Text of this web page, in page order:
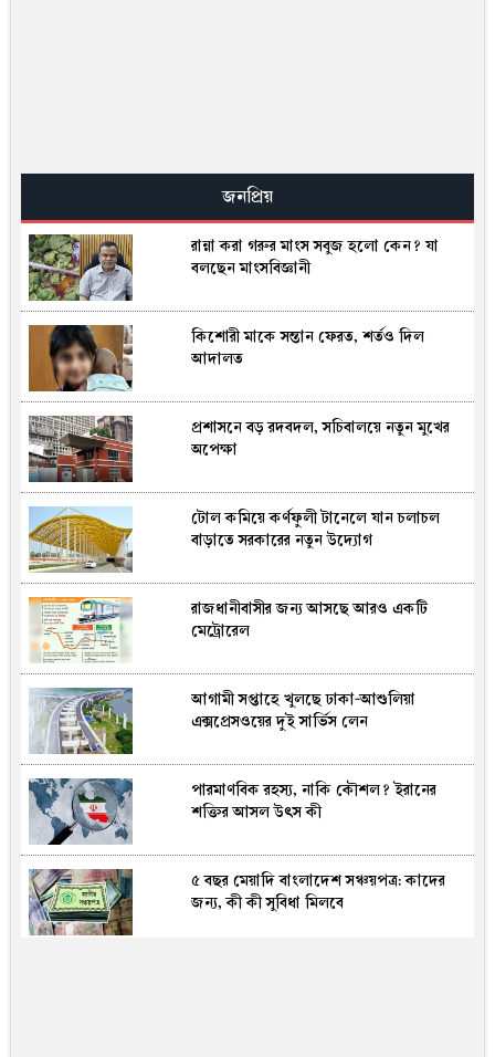
অগ্নিসংযোগ, বিস্ফোরিত দুটি পেট্রলবোমা
(ভিডিও)
ভারতে পাচারের সময় বেনাপোল কাস্টমসে দুই
স্বর্ণবারসহ পাসপোর্টধারী আটক
তড়িঘড়ি বৈঠক ডাকলেন ইনফান্তিনো, ফিফার
বিরুদ্ধে ৪০ কোটি টাকার ব্ল্যাকমেলের
দক্ষিণ আফ্রিকার ফ্র্যাঞ্চাইজি লিগে সু‌যোগ
পে‌লেন বাংলা‌দে‌শের রিশাদ হো‌সেন
মেজাজ হারি‌য়ে ঝা‌মেলায় জড়া‌লেন নেইমার
দুর্বল চুক্তিতেই বাড়ছে ইরান যুদ্ধের নতুন
সংঘর্ষের আশঙ্কা: বিশ্লেষক
দক্ষিণ এশিয়ায় নজর কাড়ল বাংলাদেশি টাকা
আজ মধ্যরাতে চালু হচ্ছে এলএনজি টার্মিনাল
ববি হাজ্জাজকে নতুন দায়িত্ব দিল সরকার
জনপ্রিয়
রান্না করা গরুর মাংস সবুজ হলো কেন? যা
বলছেন মাংসবিজ্ঞানী
কিশোরী মাকে সন্তান ফেরত, শর্তও দিল
আদালত
প্রশাসনে বড় রদবদল, সচিবালয়ে নতুন মুখের
অপেক্ষা
টোল কমিয়ে কর্ণফুলী টানেলে যান চলাচল
বাড়াতে সরকারের নতুন উদ্যোগ
রাজধানীবাসীর জন্য আসছে আরও একটি
মেট্রোরেল
আগামী সপ্তাহে খুলছে ঢাকা-আশুলিয়া
এক্সপ্রেসওয়ের দুই সার্ভিস লেন
পারমাণবিক রহস্য, নাকি কৌশল? ইরানের
শক্তির আসল উৎস কী
৫ বছর মেয়াদি বাংলাদেশ সঞ্চয়পত্র: কাদের
জন্য, কী কী সুবিধা মিলবে